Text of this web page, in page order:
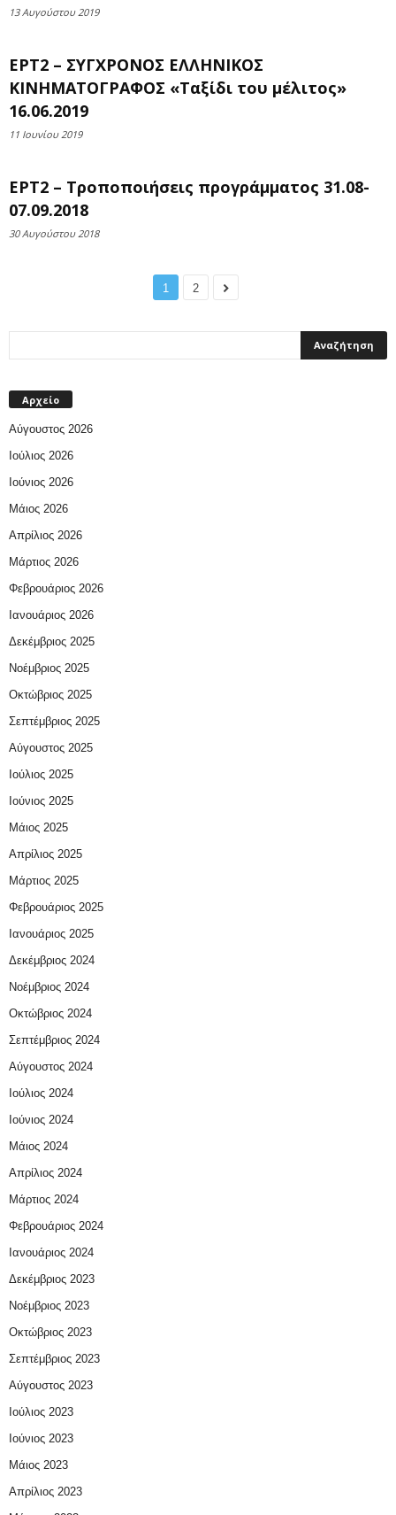
13 Αυγούστου 2019
ΕΡΤ2 – ΣΥΓΧΡΟΝΟΣ ΕΛΛΗΝΙΚΟΣ
ΚΙΝΗΜΑΤΟΓΡΑΦΟΣ «Ταξίδι του μέλιτος»
16.06.2019
11 Ιουνίου 2019
ΕΡΤ2 – Τροποποιήσεις προγράμματος 31.08-
07.09.2018
30 Αυγούστου 2018
1 2
Αρχείο
Αύγουστος 2026
Ιούλιος 2026
Ιούνιος 2026
Μάιος 2026
Απρίλιος 2026
Μάρτιος 2026
Φεβρουάριος 2026
Ιανουάριος 2026
Δεκέμβριος 2025
Νοέμβριος 2025
Οκτώβριος 2025
Σεπτέμβριος 2025
Αύγουστος 2025
Ιούλιος 2025
Ιούνιος 2025
Μάιος 2025
Απρίλιος 2025
Μάρτιος 2025
Φεβρουάριος 2025
Ιανουάριος 2025
Δεκέμβριος 2024
Νοέμβριος 2024
Οκτώβριος 2024
Σεπτέμβριος 2024
Αύγουστος 2024
Ιούλιος 2024
Ιούνιος 2024
Μάιος 2024
Απρίλιος 2024
Μάρτιος 2024
Φεβρουάριος 2024
Ιανουάριος 2024
Δεκέμβριος 2023
Νοέμβριος 2023
Οκτώβριος 2023
Σεπτέμβριος 2023
Αύγουστος 2023
Ιούλιος 2023
Ιούνιος 2023
Μάιος 2023
Απρίλιος 2023